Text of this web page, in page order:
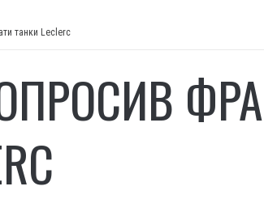
танки Leclerc